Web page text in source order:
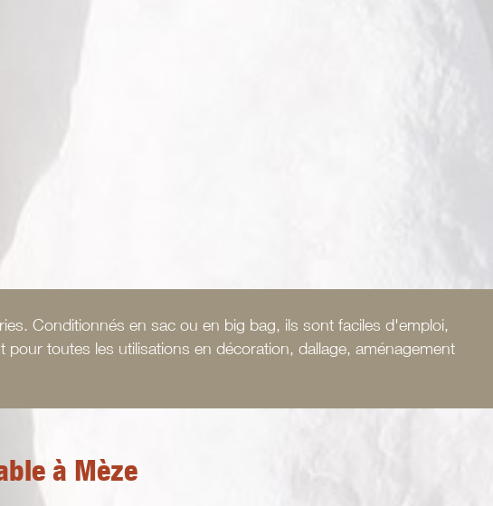
Conditionnés en sac ou en big bag, ils sont faciles d'emploi,
toutes les utilisations en décoration, dallage, aménagement
à Mèze